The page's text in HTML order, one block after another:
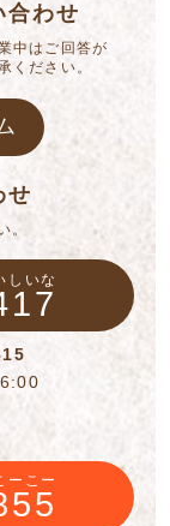
合わせ
中はご回答が
ください。
せ
。
しいな
ーこー